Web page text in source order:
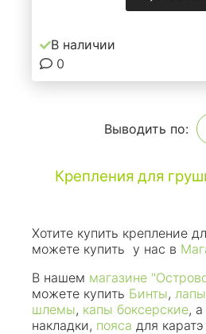
В наличии
0
Выводить по:
Крепления для
Хотите купить крепление
можете купить у нас в
В нашем магазине
можете купить Бинты, лапы
шлемы, капы боксерские,
накладки, пояса для